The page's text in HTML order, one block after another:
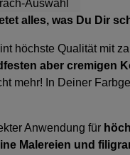
alles, was Du Dir
höchste Qualität mit
aber cremigen
mehr! In Deiner
Anwendung für
Malereien und